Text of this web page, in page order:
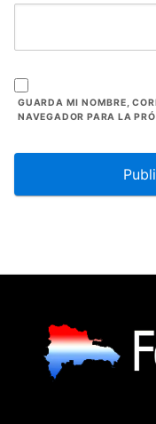
GUARDA MI NOMBRE,
NAVEGADOR PARA LA